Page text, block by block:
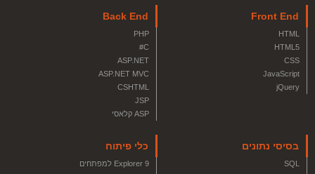
Front End
HTML
HTML5
CSS
JavaScript
jQuery
Back End
PHP
C#
ASP.NET
ASP.NET MVC
CSHTML
JSP
ASP קלאסי
בסיסי נתונים
SQL
כלי פיתוח
Explorer 9 למפתחים